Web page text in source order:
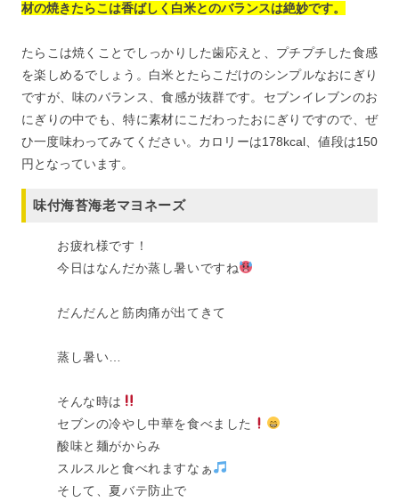
材の焼きたらこは香ばしく白米とのバランスは絶妙です。
たらこは焼くことでしっかりした歯応えと、プチプチした食感
を楽しめるでしょう。白米とたらこだけのシンプルなおにぎり
ですが、味のバランス、食感が抜群です。セブンイレブンのお
にぎりの中でも、特に素材にこだわったおにぎりですので、ぜ
ひ一度味わってみてください。カロリーは178kcal、値段は150
円となっています。
味付海苔海老マヨネーズ
お疲れ様です！
今日はなんだか蒸し暑いですね
だんだんと筋肉痛が出てきて
蒸し暑い…
そんな時は
セブンの冷やし中華を食べました
酸味と麺がからみ
スルスルと食べれますなぁ
そして、夏バテ防止で